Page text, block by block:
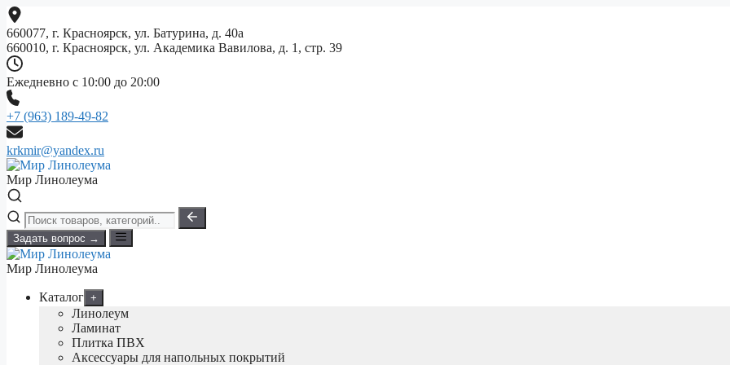
Перейти
к
содержимому
660077, г. Красноярск, ул. Батурина, д. 40а
660010, г. Красноярск, ул. Академика Вавилова, д. 1, стр. 39
Ежедневно с 10:00 до 20:00
+7 (963) 189-49-82
krkmir@yandex.ru
Мир Линолеума
Задать вопрос →
Мир Линолеума
Каталог +
Линолеум
Ламинат
Плитка ПВХ
Аксессуары для напольных покрытий